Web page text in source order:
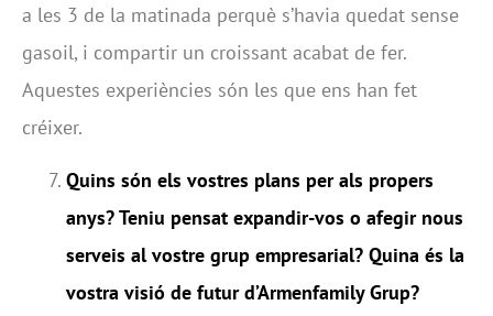
a les 3 de la matinada perquè s’havia quedat sense
gasoil, i compartir un croissant acabat de fer.
Aquestes experiències són les que ens han fet
créixer.
Quins són els vostres plans per als propers
anys? Teniu pensat expandir-vos o afegir nous
serveis al vostre grup empresarial? Quina és la
vostra visió de futur d’Armenfamily Grup?